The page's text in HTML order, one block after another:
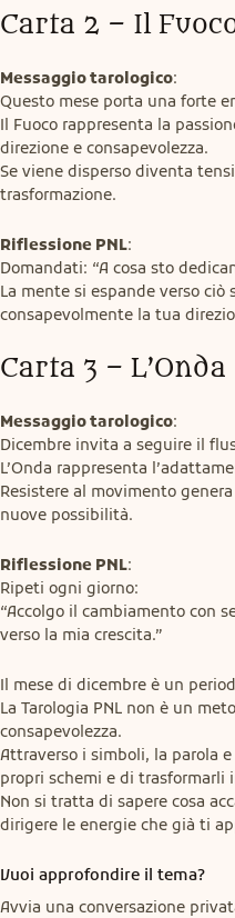
Carta 2 – Il
Messaggio tarologico:
Questo mese porta una forte
Il Fuoco rappresenta la
direzione e consapevolezza.
Se viene disperso diventa
trasformazione.
Riflessione PNL:
Domandati: “A cosa sto
La mente si espande verso ciò
consapevolmente la tua
Carta 3 – L’Onda
Messaggio tarologico:
Dicembre invita a seguire il
L’Onda rappresenta
Resistere al movimento
nuove possibilità.
Riflessione PNL:
Ripeti ogni giorno:
“Accolgo il cambiamento con
verso la mia crescita.”
Il mese di dicembre è un
La Tarologia PNL non è un
consapevolezza.
Attraverso i simboli, la parola
propri schemi e di trasformarli
Non si tratta di sapere cosa
dirigere le energie che già ti
Vuoi approfondire il tema?
Avvia una conversazione